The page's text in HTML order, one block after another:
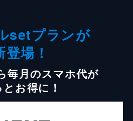
setプランが
登場！
毎月のスマホ代が
お得に！